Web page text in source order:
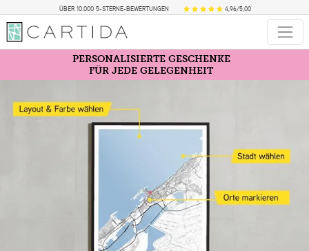
ÜBER 10.000 5-STERNE-BEWERTUNGEN 4,96/5,00
PERSONALISIERTE GESCHENKE
FÜR JEDE GELEGENHEIT